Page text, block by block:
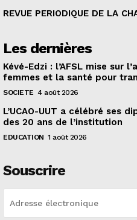
REVUE PERIODIQUE DE LA
Les dernières
Kévé-Edzi : l’AFSL mise sur
femmes et la santé pour
SOCIETE 4 août 2026
L’UCAO-UUT a célébré ses
des 20 ans de l’institution
EDUCATION 1 août 2026
Souscrire